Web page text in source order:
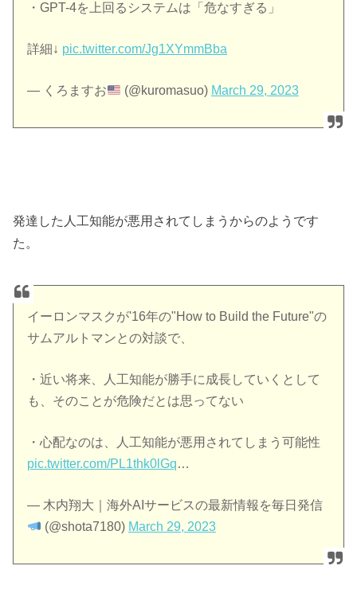
・GPT-4を上回るシステムは「危なすぎる」
詳細↓ pic.twitter.com/Jg1XYmmBba
— くろますお (@kuromasuo) March 29, 2023
発達した人工知能が悪用されてしまうからのようです
た。
イーロンマスクが'16年の"How to Build the Future"の
サムアルトマンとの対談で、
・近い将来、人工知能が勝手に成長していくとして
も、そのことが危険だとは思ってない
・心配なのは、人工知能が悪用されてしまう可能性
pic.twitter.com/PL1thk0lGq…
— 木内翔大｜海外AIサービスの最新情報を毎日発信
(@shota7180) March 29, 2023